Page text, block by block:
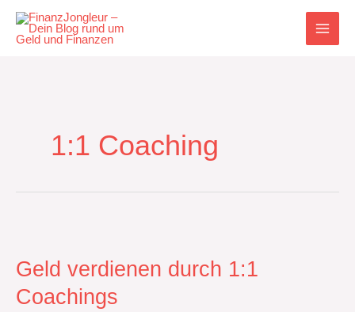
Inhalt
springen
1:1 Coaching
Geld verdienen durch 1:1
Coachings
durch
1:1
Coachings